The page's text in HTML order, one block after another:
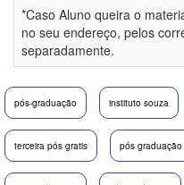
*Caso Aluno queira o
no seu endereço, pelos
separadamente.
pós-graduação instituto souza
terceira pós gratis pós